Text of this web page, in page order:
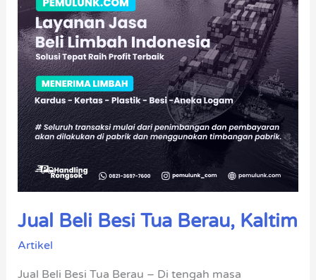
Jual Beli Besi Tua Berau, Kaltim
Artikel
Jual Beli Besi Tua Berau – Di tengah masa
Kaltim